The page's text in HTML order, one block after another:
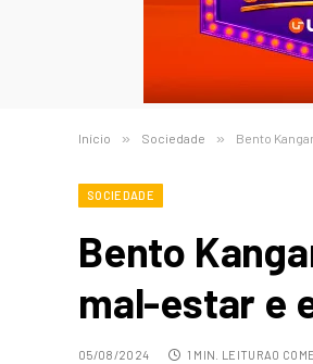
Início » Sociedade » Bento
SOCIEDADE
Bento
mal-estar e
05/08/2024 1 MIN. LEITURA0